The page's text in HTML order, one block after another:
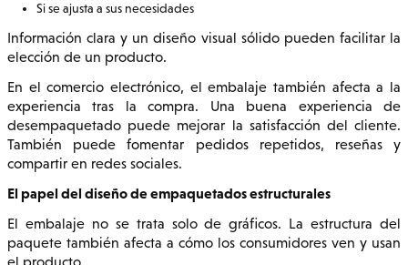
Si se ajusta a sus necesidades
Información clara y un diseño visual sólido pueden facilitar la
elección de un producto.
En el comercio electrónico, el embalaje también afecta a la
experiencia tras la compra. Una buena experiencia de
desempaquetado puede mejorar la satisfacción del cliente.
También puede fomentar pedidos repetidos, reseñas y
compartir en redes sociales.
El papel del diseño de empaquetados estructurales
El embalaje no se trata solo de gráficos. La estructura del
paquete también afecta a cómo los consumidores ven y usan